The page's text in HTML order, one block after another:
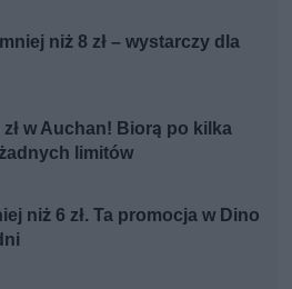
niż 8 zł – wystarczy dla
zł w Auchan! Biorą po kilka
limitów
niż 6 zł. Ta promocja w Dino